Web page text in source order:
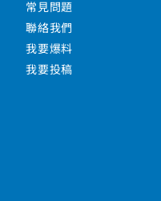
常見問題
聯絡我們
我要爆料
我要投稿